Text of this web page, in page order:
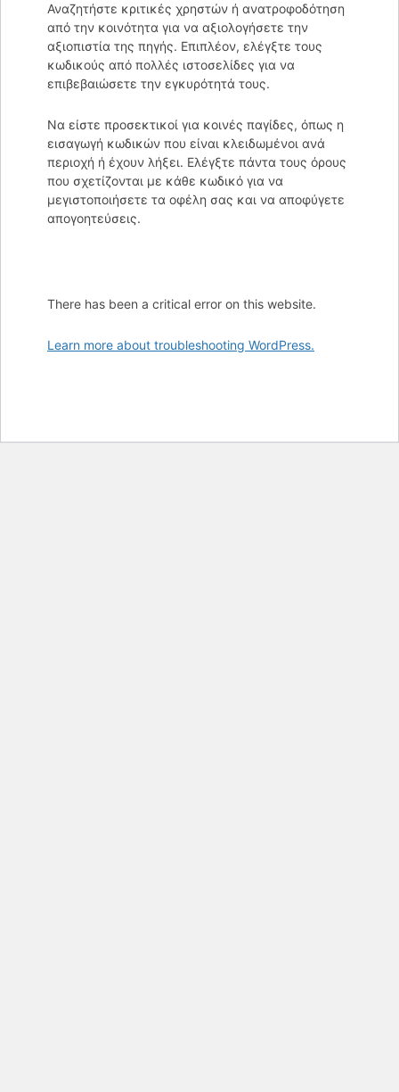
Αναζητήστε κριτικές χρηστών ή ανατροφοδότηση
από την κοινότητα για να αξιολογήσετε την
αξιοπιστία της πηγής. Επιπλέον, ελέγξτε τους
κωδικούς από πολλές ιστοσελίδες για να
επιβεβαιώσετε την εγκυρότητά τους.
Να είστε προσεκτικοί για κοινές παγίδες, όπως η
εισαγωγή κωδικών που είναι κλειδωμένοι ανά
περιοχή ή έχουν λήξει. Ελέγξτε πάντα τους όρους
που σχετίζονται με κάθε κωδικό για να
μεγιστοποιήσετε τα οφέλη σας και να αποφύγετε
απογοητεύσεις.
There has been a critical error on this website.
Learn more about troubleshooting WordPress.